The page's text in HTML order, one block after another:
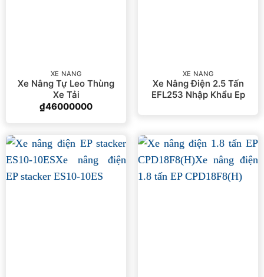
XE NÂNG
Xe Nâng Tự Leo Thùng
Xe Tải
₫46000000
XE NÂNG
Xe Nâng Điện 2.5 Tấn
EFL253 Nhập Khẩu Ep